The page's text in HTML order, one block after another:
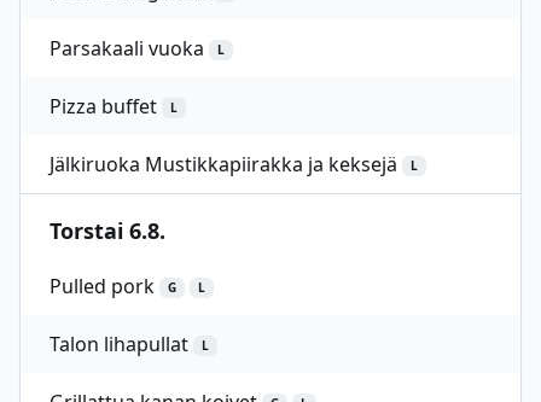
Parsakaali vuoka L
Pizza buffet L
Jälkiruoka Mustikkapiirakka ja keksejä L
Torstai 6.8.
Pulled pork G L
Talon lihapullat L